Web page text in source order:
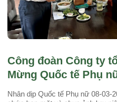
Công đoàn Công ty
Mừng Quốc tế Phụ
Nhân dịp Quốc tế Phụ nữ 08-03-